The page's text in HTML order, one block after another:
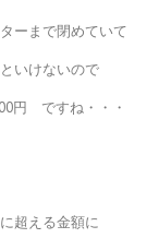
ーまで閉めていて
いけないので
ですね・・・
超える金額に